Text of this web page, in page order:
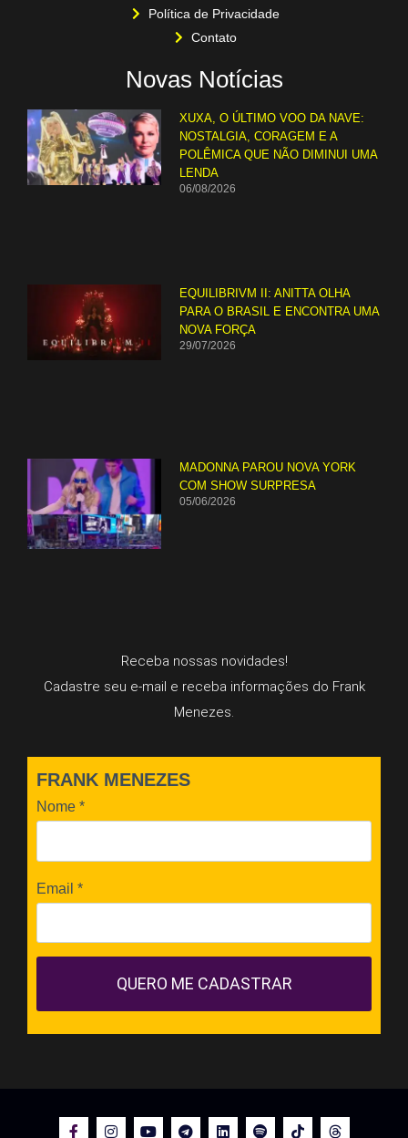
Política de Privacidade
Contato
Novas Notícias
XUXA, O ÚLTIMO VOO DA NAVE:
NOSTALGIA, CORAGEM E A
POLÊMICA QUE NÃO DIMINUI UMA
LENDA
06/08/2026
EQUILIBRIVM II: ANITTA OLHA
PARA O BRASIL E ENCONTRA UMA
NOVA FORÇA
29/07/2026
MADONNA PAROU NOVA YORK
COM SHOW SURPRESA
05/06/2026
Receba nossas novidades!
Cadastre seu e-mail e receba informações do Frank
Menezes.
FRANK MENEZES
Nome *
Email *
QUERO ME CADASTRAR